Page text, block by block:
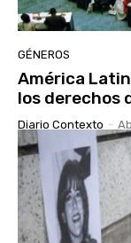
GÉNEROS
América
los derechos
Diario Contexto -